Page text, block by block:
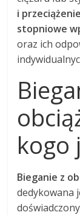
i
stopniowe
oraz ich
kogo
Bieganie z
dedykowana